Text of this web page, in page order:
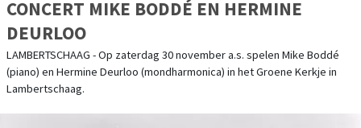
CONCERT MIKE BODDÉ EN HERMINE
DEURLOO
LAMBERTSCHAAG - Op zaterdag 30 november a.s. spelen Mike Boddé
(piano) en Hermine Deurloo (mondharmonica) in het Groene Kerkje in
Lambertschaag.